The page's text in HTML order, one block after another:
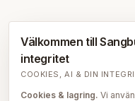
Välkommen till
integritet
COOKIES, AI & DIN
Cookies & lagring. Vi